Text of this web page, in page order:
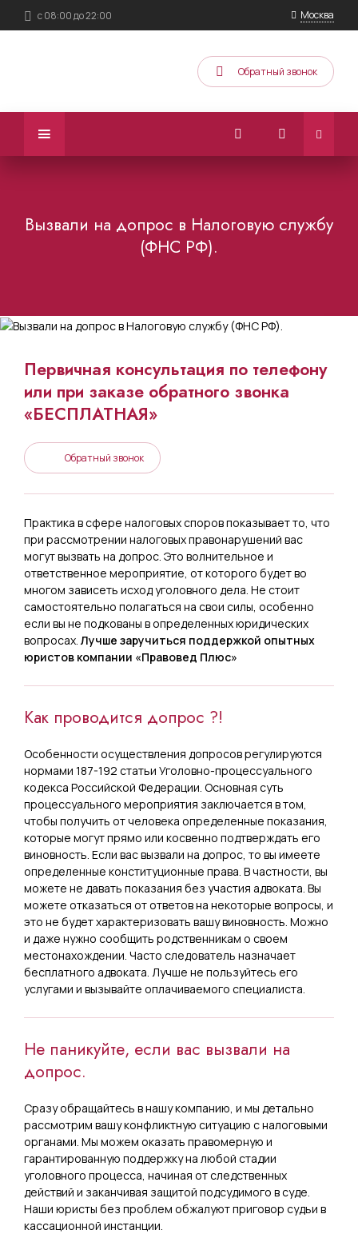
с 08:00 до 22:00 Москва
Обратный звонок
Вызвали на допрос в Налоговую службу
(ФНС РФ).
Первичная консультация по телефону
или при заказе обратного звонка
«БЕСПЛАТНАЯ»
Обратный звонок
Практика в сфере налоговых споров показывает то, что
при рассмотрении налоговых правонарушений вас
могут вызвать на допрос. Это волнительное и
ответственное мероприятие, от которого будет во
многом зависеть исход уголовного дела. Не стоит
самостоятельно полагаться на свои силы, особенно
если вы не подкованы в определенных юридических
вопросах. Лучше заручиться поддержкой опытных
юристов компании «Правовед Плюс»
Как проводится допрос ?!
Особенности осуществления допросов регулируются
нормами 187-192 статьи Уголовно-процессуального
кодекса Российской Федерации. Основная суть
процессуального мероприятия заключается в том,
чтобы получить от человека определенные показания,
которые могут прямо или косвенно подтверждать его
виновность. Если вас вызвали на допрос, то вы имеете
определенные конституционные права. В частности, вы
можете не давать показания без участия адвоката. Вы
можете отказаться от ответов на некоторые вопросы, и
это не будет характеризовать вашу виновность. Можно
и даже нужно сообщить родственникам о своем
местонахождении. Часто следователь назначает
бесплатного адвоката. Лучше не пользуйтесь его
услугами и вызывайте оплачиваемого специалиста.
Не паникуйте, если вас вызвали на
допрос.
Сразу обращайтесь в нашу компанию, и мы детально
рассмотрим вашу конфликтную ситуацию с налоговыми
органами. Мы можем оказать правомерную и
гарантированную поддержку на любой стадии
уголовного процесса, начиная от следственных
действий и заканчивая защитой подсудимого в суде.
Наши юристы без проблем обжалуют приговор судьи в
кассационной инстанции.